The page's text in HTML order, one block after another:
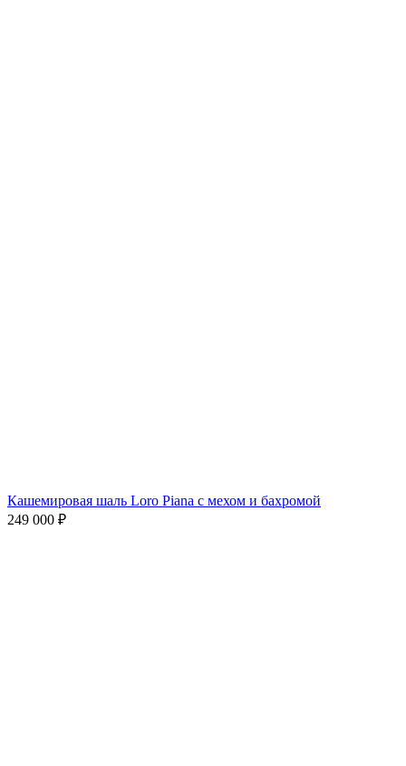
Кашемировая шаль Loro Piana с мехом и бахромой
249 000 ₽